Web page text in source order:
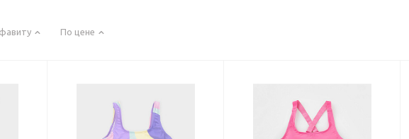
По цене